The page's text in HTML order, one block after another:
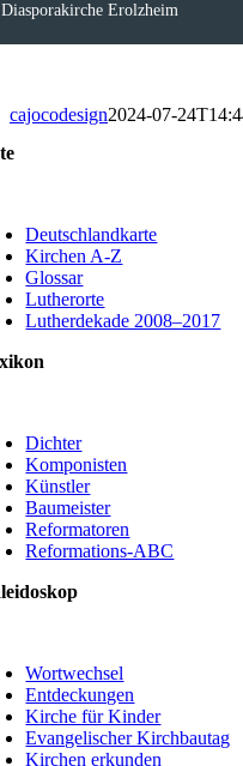
Diasporakirche Erolzheim
cajocodesign2024-07-
Deutschlandkarte
Kirchen A-Z
Glossar
Lutherorte
Lutherdekade 2008–2017
Dichter
Komponisten
Künstler
Baumeister
Reformatoren
Reformations-ABC
Wortwechsel
Entdeckungen
Kirche für Kinder
Evangelischer Kirchbautag
Kirchen erkunden